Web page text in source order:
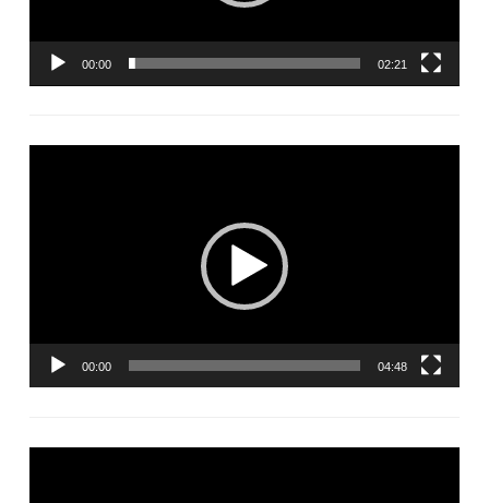
00:00 02:21
00:00 04:48